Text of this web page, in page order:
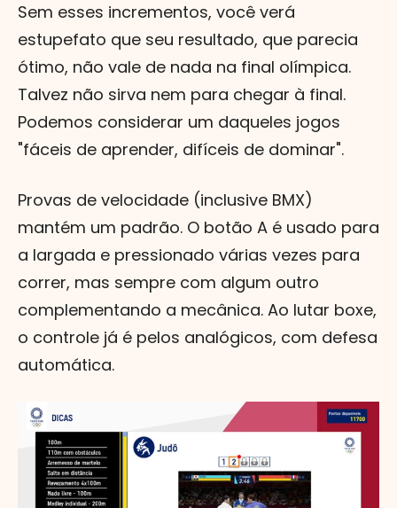
Sem esses incrementos, você verá
estupefato que seu resultado, que parecia
ótimo, não vale de nada na final olímpica.
Talvez não sirva nem para chegar à final.
Podemos considerar um daqueles jogos
"fáceis de aprender, difíceis de dominar".
Provas de velocidade (inclusive BMX)
mantém um padrão. O botão A é usado para
a largada e pressionado várias vezes para
correr, mas sempre com algum outro
complementando a mecânica. Ao lutar boxe,
o controle já é pelos analógicos, com defesa
automática.